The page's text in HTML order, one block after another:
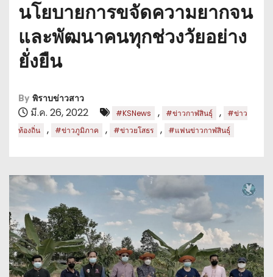
นโยบายการขจัดความยากจน
และพัฒนาคนทุกช่วงวัยอย่าง
ยั่งยืน
By พิราบข่าวสาว
มี.ค. 26, 2022 #KSNews , #ข่าวกาฬสินธุ์ ,
#ข่าว
ท้องถิ่น
, #ข่าวภูมิภาค , #ข่าวยโสธร , #แฟนข่าวกาฬสินธุ์